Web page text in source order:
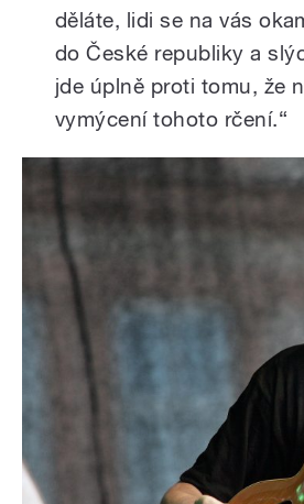
děláte, lidi se na vás
do České republiky a
jde úplně proti tomu, že
vymýcení tohoto rčení.“